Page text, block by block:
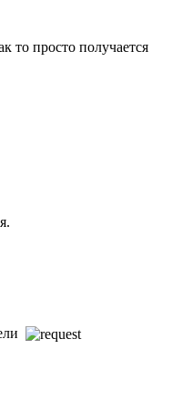
то просто получается